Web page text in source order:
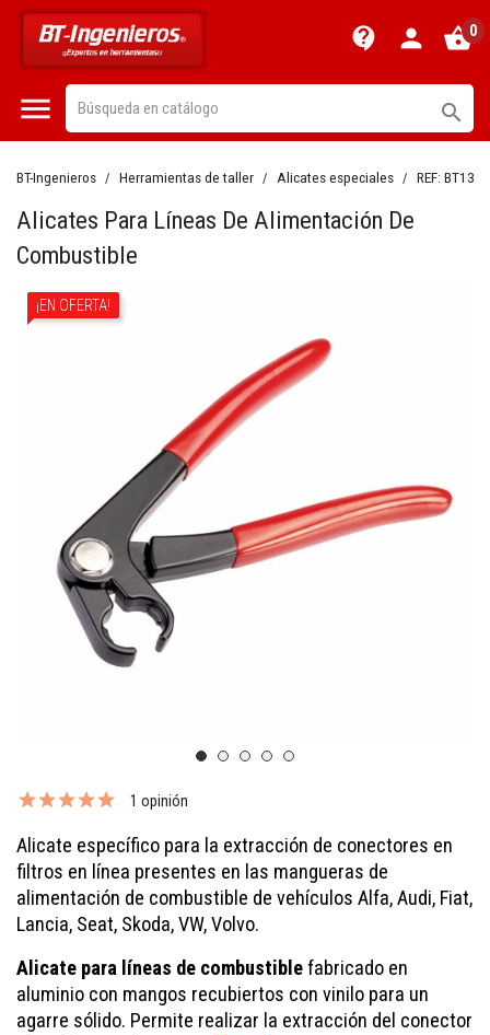
contact_support person shopping_basket0
 
BT-Ingenieros Herramientas de taller Alicates especiales REF:
Alicates Para Líneas De Alimentación De
Combustible
¡EN OFERTA!
1 opinión
Alicate específico para la extracción de conectores en
filtros en línea presentes en las mangueras de
alimentación de combustible de vehículos Alfa, Audi, Fiat,
Lancia, Seat, Skoda, VW, Volvo.
Alicate para líneas de combustiblefabricado en
aluminio con mangos recubiertos con vinilo para un
agarre sólido. Permite realizar la extracción del conector